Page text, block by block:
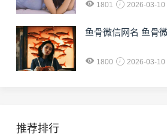
1801 2026-03-10
鱼骨微信网名 鱼骨
1800 2026-03-10
推荐排行